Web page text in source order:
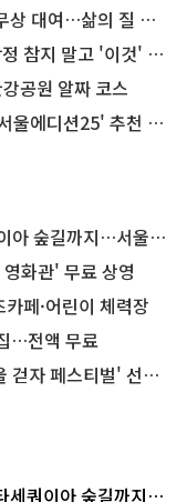
여…삶의 질 높인다
말고 '이것' 해보세요!
공원 알짜 코스
디션25' 추천 코스
지…서울둘레길 15코스
화관' 무료 상영
페·어린이 체력장
…전액 무료
스티벌' 선착순 5천명
세쿼이아 숲길까지…